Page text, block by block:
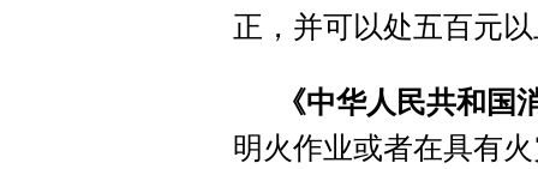
正，并可以处五百元
《中华人民共和国
明火作业或者在具有